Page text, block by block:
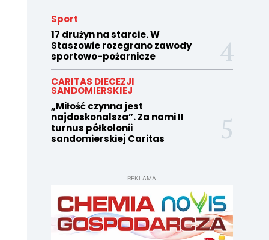
Sport
17 drużyn na starcie. W
Staszowie rozegrano zawody
sportowo-pożarnicze
CARITAS DIECEZJI
SANDOMIERSKIEJ
„Miłość czynna jest
najdoskonalsza”. Za nami II
turnus półkolonii
sandomierskiej Caritas
REKLAMA